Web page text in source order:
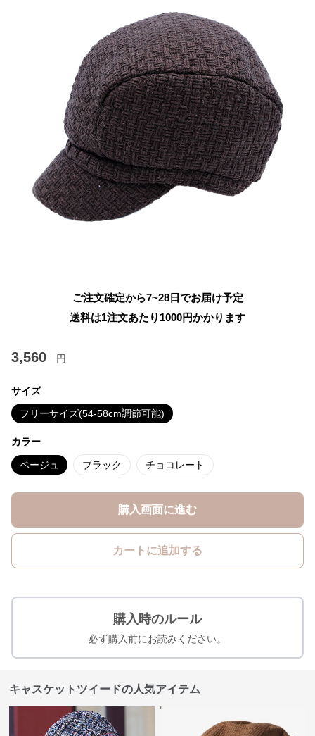
ご注文確定から7~28日でお届け予定
送料は1注文あたり 1000円かかります
3,560 円
サイズ
フリーサイズ(54-58cm調節可能)
カラー
ベージュ ブラック チョコレート
購入画面に進む
カートに追加する
購入時のルール
必ず購入前にお読みください。
キャスケットツイードの人気アイテム